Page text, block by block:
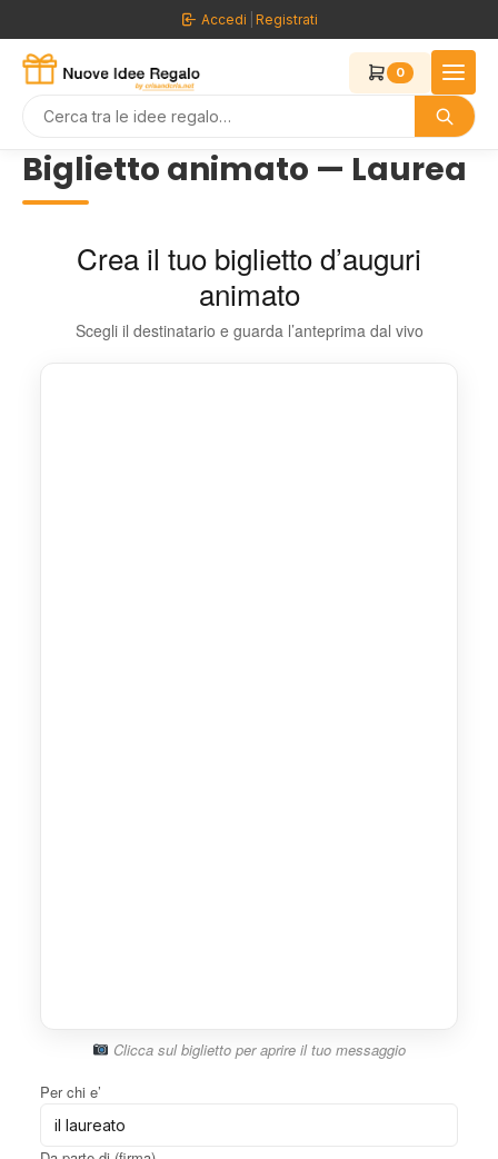
al
contenuto
Accedi Registrati
0
Biglietto animato — Laurea
Crea il tuo biglietto d’auguri
animato
Scegli il destinatario e guarda l’anteprima dal vivo
Clicca sul biglietto per aprire il tuo messaggio
Per chi e’